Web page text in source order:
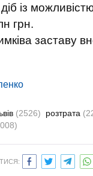
із
грн.
заставу
(2526) розтрата